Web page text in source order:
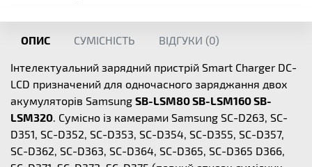
ОПИС СУМІСНІСТЬ ВІДГУКИ (0)
Інтелектуальний зарядний пристрій Smart Charger DC-
LCD призначений для одночасного заряджання двох
акумуляторів Samsung SB-LSM80 SB-LSM160 SB-
LSM320. Сумісно із камерами Samsung SC-D263, SC-
D351, SC-D352, SC-D353, SC-D354, SC-D355, SC-D357,
SC-D362, SC-D363, SC-D364, SC-D365, SC-D365 D366,